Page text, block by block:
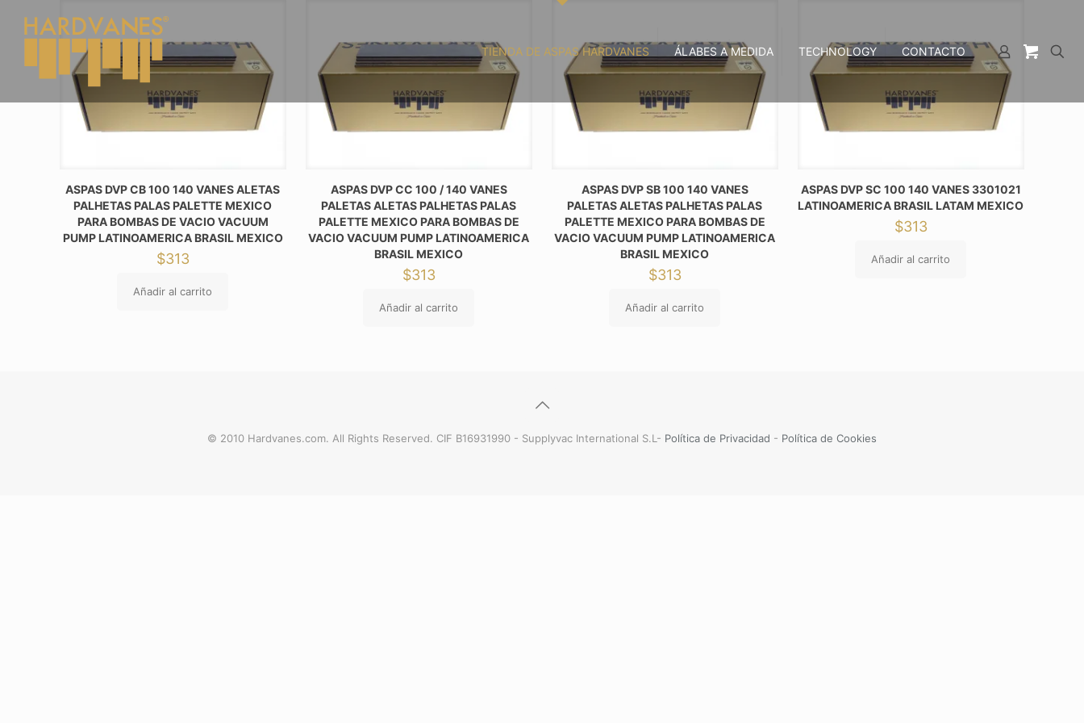
TIENDA DE ASPAS HARDVANES ÁLABES A MEDIDA TECHNOLOGY CONTACTO
ASPAS DVP CB 100 140 VANES ALETAS
PALHETAS PALAS PALETTE MEXICO
PARA BOMBAS DE VACIO VACUUM
PUMP LATINOAMERICA BRASIL MEXICO
$313
Añadir al carrito
ASPAS DVP CC 100 / 140 VANES
PALETAS ALETAS PALHETAS PALAS
PALETTE MEXICO PARA BOMBAS DE
VACIO VACUUM PUMP LATINOAMERICA
BRASIL MEXICO
$313
Añadir al carrito
ASPAS DVP SB 100 140 VANES
PALETAS ALETAS PALHETAS PALAS
PALETTE MEXICO PARA BOMBAS DE
VACIO VACUUM PUMP LATINOAMERICA
BRASIL MEXICO
$313
Añadir al carrito
ASPAS DVP SC 100 140 VANES 3301021
LATINOAMERICA BRASIL LATAM MEXICO
$313
Añadir al carrito
© 2010 Hardvanes.com. All Rights Reserved. CIF B16931990 - Supplyvac International S.L- Política de Privacidad - Política de Cookies